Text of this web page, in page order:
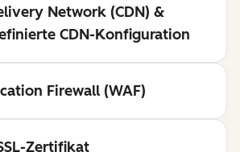
Network (CDN) &
CDN-Konfiguration
Firewall (WAF)
Zertifikat